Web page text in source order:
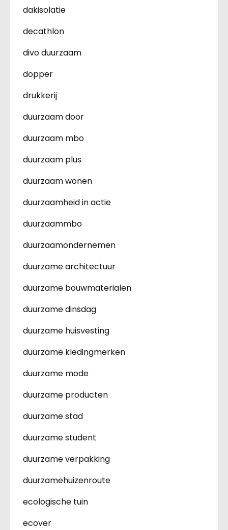
dakisolatie
decathlon
divo duurzaam
dopper
drukkerij
duurzaam door
duurzaam mbo
duurzaam plus
duurzaam wonen
duurzaamheid in actie
duurzaammbo
duurzaamondernemen
duurzame architectuur
duurzame bouwmaterialen
duurzame dinsdag
duurzame huisvesting
duurzame kledingmerken
duurzame mode
duurzame producten
duurzame stad
duurzame student
duurzame verpakking
duurzamehuizenroute
ecologische tuin
ecover